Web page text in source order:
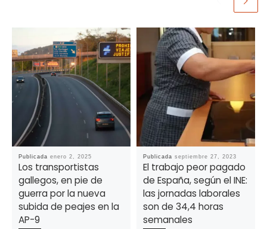
Publicada enero 2, 2025
Los transportistas
gallegos, en pie de
guerra por la nueva
subida de peajes en la
AP-9
Publicada septiembre 27, 2023
El trabajo peor pagado
de España, según el INE:
las jornadas laborales
son de 34,4 horas
semanales